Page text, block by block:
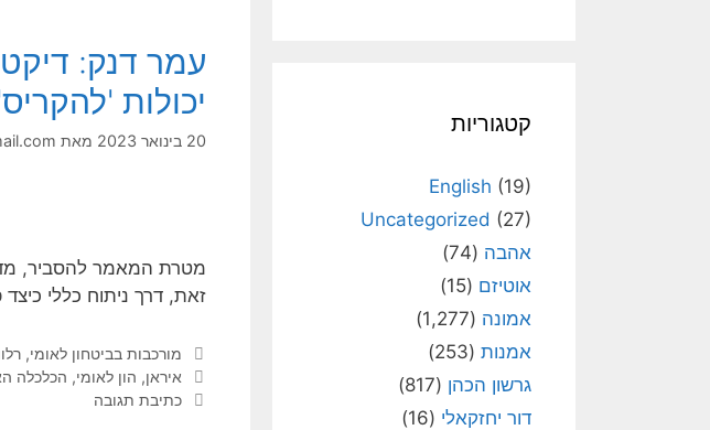
עמר דנק:
יכולות
20 בינואר 2023 מאת
מטרת המאמר להסביר,
זאת, דרך ניתוח כללי
קטגוריות
מורכבות בביטחון לאומי,
תגיות
איראן, הון לאומי, הכלכלה
כתיבת תגובה
קטגוריות
English (19)
Uncategorized (27)
אהבה (74)
אוטיזם (15)
אמונה (1,277)
אמנות (253)
גרשון הכהן (817)
דור יחזקאלי (16)